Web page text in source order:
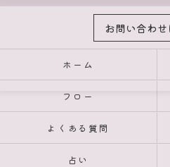
お問い合わ
ホーム
フロー
よくある質問
占い